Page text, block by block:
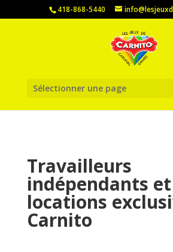
418-868-5440
Sélectionner une page
Travailleurs
indépendants et
locations
Carnito